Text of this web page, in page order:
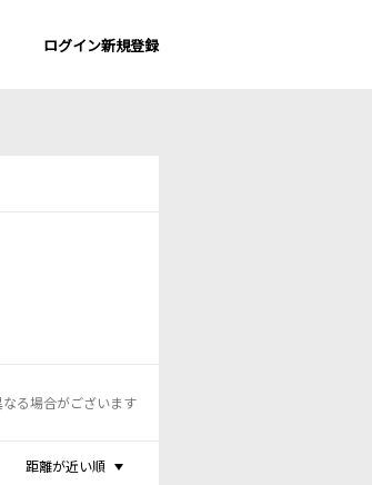
ログイン新規登録
る場合がございます
距離が近い順